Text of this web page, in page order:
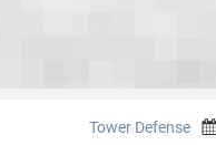
Tower Defense